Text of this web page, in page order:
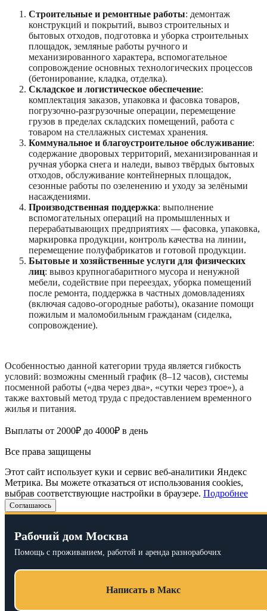
Строительные и ремонтные работы: демонтаж
конструкций и покрытий, вывоз строительных и
бытовых отходов, подготовка и уборка строительных
площадок, земляные работы ручного и
механизированного характера, вспомогательное
сопровождение основных технологических процессов
(бетонирование, кладка, отделка).
Складское и логистическое обеспечение:
комплектация заказов, упаковка и фасовка товаров,
погрузочно-разгрузочные операции, перемещение
грузов в пределах складских помещений, работа с
товаром на стеллажных системах хранения.
Коммунальное и благоустроительное обслуживание:
содержание дворовых территорий, механизированная и
ручная уборка снега и наледи, вывоз твёрдых бытовых
отходов, обслуживание контейнерных площадок,
сезонные работы по озеленению и уходу за зелёными
насаждениями.
Производственная поддержка: выполнение
вспомогательных операций на промышленных и
перерабатывающих предприятиях — фасовка, упаковка,
маркировка продукции, контроль качества на линии,
перемещение полуфабрикатов и готовой продукции.
Бытовые и хозяйственные услуги для физических
лиц: вывоз крупногабаритного мусора и ненужной
мебели, содействие при переездах, уборка помещений
после ремонта, поддержка в частных домовладениях
(включая садово-огородные работы), оказание помощи
пожилым и маломобильным гражданам (сиделка,
сопровождение).
Особенностью данной категории труда является гибкость
условий: возможны сменный график (8–12 часов), системы
посменной работы («два через два», «сутки через трое»), а
также вахтовый метод труда с предоставлением временного
жилья и питания.
Выплаты от 2000₽ до 4000₽ в день
Все права защищены
Этот сайт использует куки и сервис веб-аналитики Яндекс
Метрика. Вы можете отказаться от использования cookies,
выбрав соответствующие настройки в браузере. Подробнее
Соглашаюсь
Рабочий дом Москва
Помощь с проживанием, работой и аренда разнорабочих
Написать в Макс